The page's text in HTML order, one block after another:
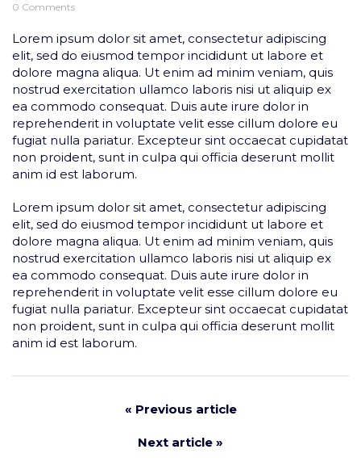
0 Comments
Lorem ipsum dolor sit amet, consectetur adipiscing
elit, sed do eiusmod tempor incididunt ut labore et
dolore magna aliqua. Ut enim ad minim veniam, quis
nostrud exercitation ullamco laboris nisi ut aliquip ex
ea commodo consequat. Duis aute irure dolor in
reprehenderit in voluptate velit esse cillum dolore eu
fugiat nulla pariatur. Excepteur sint occaecat cupidatat
non proident, sunt in culpa qui officia deserunt mollit
anim id est laborum.
Lorem ipsum dolor sit amet, consectetur adipiscing
elit, sed do eiusmod tempor incididunt ut labore et
dolore magna aliqua. Ut enim ad minim veniam, quis
nostrud exercitation ullamco laboris nisi ut aliquip ex
ea commodo consequat. Duis aute irure dolor in
reprehenderit in voluptate velit esse cillum dolore eu
fugiat nulla pariatur. Excepteur sint occaecat cupidatat
non proident, sunt in culpa qui officia deserunt mollit
anim id est laborum.
« Previous article
Next article »